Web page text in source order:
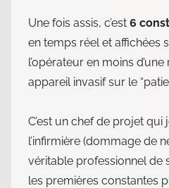
Une fois assis, c’est 6
en temps réel et affichées
l’opérateur en moins
appareil invasif sur le
C’est un chef de projet qui
l’infirmière (dommage de
véritable professionnel de
les premières constantes